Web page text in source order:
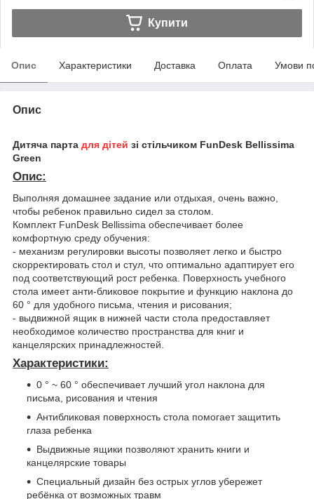
Купити
Опис Характеристики Доставка Оплата Умови
Опис
Дитяча парта для дітей зі стільчиком FunDesk Bellissima
Green
Опис:
Выполняя домашнее задание или отдыхая, очень важно,
чтобы ребенок правильно сидел за столом.
Комплект FunDesk Bellissima обеспечивает более
комфортную среду обучения:
- механизм регулировки высоты позволяет легко и быстро
скорректировать стол и стул, что оптимально адаптирует его
под соответствующий рост ребенка. Поверхность учебного
стола имеет анти-бликовое покрытие и функцию наклона до
60 ° для удобного письма, чтения и рисования;
- выдвижной ящик в нижней части стола предоставляет
необходимое количество пространства для книг и
канцелярских принадлежностей.
Характеристики:
0 ° ~ 60 ° обеспечивает лучший угол наклона для
письма, рисования и чтения
Антибликовая поверхность стола помогает защитить
глаза ребенка
Выдвижные ящики позволяют хранить книги и
канцелярские товары
Специальный дизайн без острых углов убережет
ребёнка от возможных травм